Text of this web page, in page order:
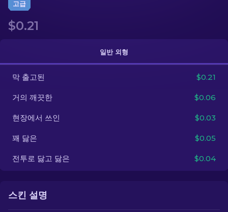
장갑
기타
고급
$0.21
일반 외형
막 출고된 $0.21
거의 깨끗한 $0.06
현장에서 쓰인 $0.03
꽤 닳은 $0.05
전투로 닳고 닳은 $0.04
스킨 설명